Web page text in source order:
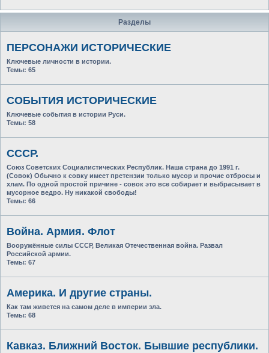
Разделы
ПЕРСОНАЖИ ИСТОРИЧЕСКИЕ
Ключевые личности в истории.
Темы: 65
СОБЫТИЯ ИСТОРИЧЕСКИЕ
Ключевые события в истории Руси.
Темы: 58
СССР.
Союз Советских Социалистических Республик. Наша страна до 1991 г.
(Совок) Обычно к совку имеет претензии только мусор и прочие отбросы и
хлам. По одной простой причине - совок это все собирает и выбрасывает в
мусорное ведро. Ну никакой свободы!
Темы: 66
Война. Армия. Флот
Вооружённые силы СССР, Великая Отечественная война. Развал
Российской армии.
Темы: 67
Америка. И другие страны.
Как там живется на самом деле в империи зла.
Темы: 68
Кавказ. Ближний Восток. Бывшие республики.